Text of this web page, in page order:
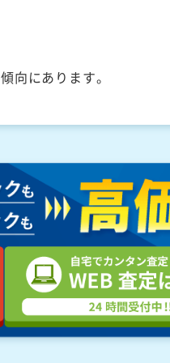
向にあります。